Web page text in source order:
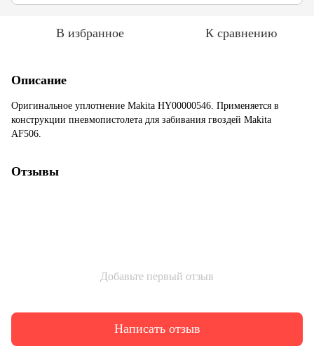
В избранное К сравнению
Описание
Оригинальное уплотнение Makita HY00000546. Применяется в
конструкции пневмопистолета для забивания гвоздей Makita
AF506.
Отзывы
Добавьте первый отзыв
Написать отзыв